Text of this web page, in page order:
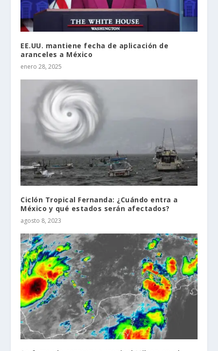
EE.UU. mantiene fecha de aplicación de
aranceles a México
enero 28, 2025
Ciclón Tropical Fernanda: ¿Cuándo entra a
México y qué estados serán afectados?
agosto 8, 2023